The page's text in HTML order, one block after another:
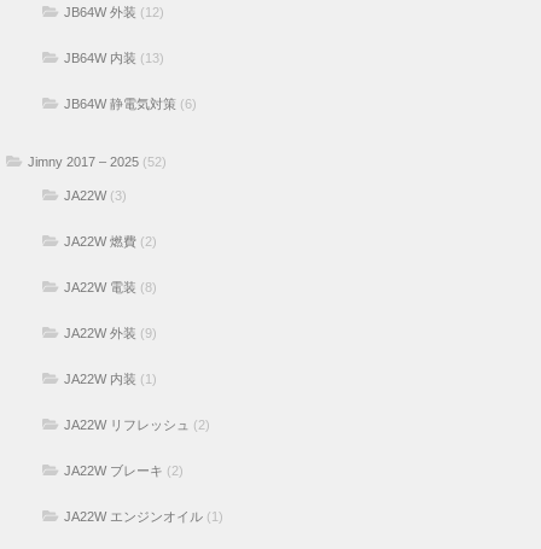
JB64W 外装 (12)
JB64W 内装 (13)
JB64W 静電気対策 (6)
Jimny 2017 – 2025 (52)
JA22W(3)
JA22W 燃費 (2)
JA22W 電装 (8)
JA22W 外装 (9)
JA22W 内装 (1)
JA22W リフレッシュ (2)
JA22W ブレーキ (2)
JA22W エンジンオイル (1)